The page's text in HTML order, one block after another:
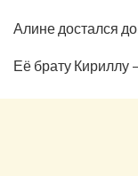
Алине достался
Её брату Кириллу